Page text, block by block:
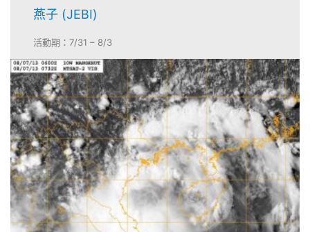
燕子 (JEBI)
活動期：7/31 – 8/3